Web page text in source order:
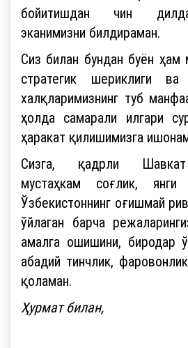
бойитишдан чин
эканимизни билдираман.
Сиз билан бундан буён ҳам
стратегик шериклиги ва
халқларимизнинг туб
ҳолда самарали илгари
ҳаракат қилишимизга
Сизга, қадрли
мустаҳкам соғлик,
Ўзбекистоннинг оғишмай
ўйлаган барча
амалга ошишини, биродар
абадий тинчлик,
қоламан.
Ҳурмат билан,